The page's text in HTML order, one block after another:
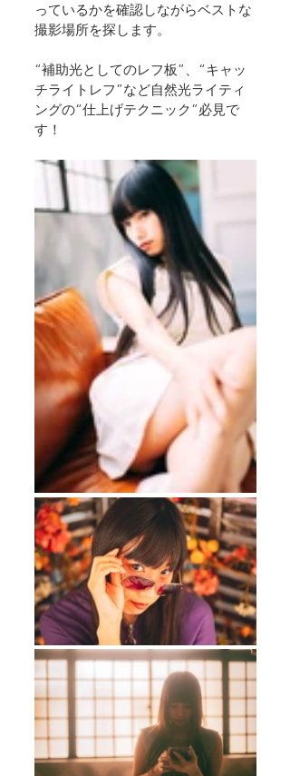
っているかを確認しながらベストな
撮影場所を探します。
“補助光としてのレフ板”、“キャッ
チライトレフ”など自然光ライティ
ングの“仕上げテクニック”必見で
す！